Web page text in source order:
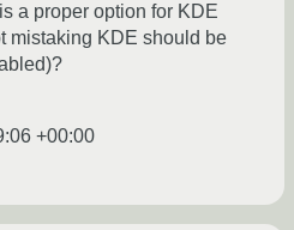
a proper option for KDE
mistaking KDE should be
+00:00